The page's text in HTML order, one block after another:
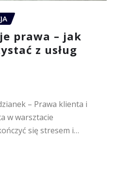
prawa – jak
z usług
– Prawa klienta i
w warsztacie
się stresem i…